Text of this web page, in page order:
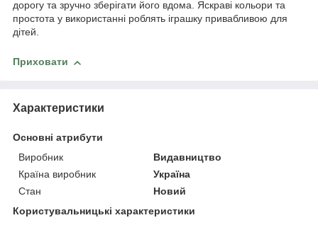
дорогу та зручно зберігати його вдома. Яскраві кольори та
простота у використанні роблять іграшку привабливою для
дітей.
Приховати
Характеристики
Основні атрибути
Виробник
Видавництво
Країна виробник
Україна
Стан
Новий
Користувальницькі характеристики